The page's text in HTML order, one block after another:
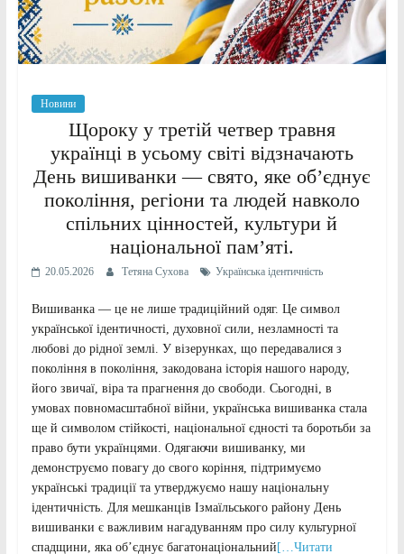
Новини
Щороку у третій четвер травня
українці в усьому світі відзначають
День вишиванки — свято, яке об’єднує
покоління, регіони та людей навколо
спільних цінностей, культури й
національної пам’яті.
20.05.2026 Тетяна Сухова Українська ідентичність
Вишиванка — це не лише традиційний одяг. Це символ
української ідентичності, духовної сили, незламності та
любові до рідної землі. У візерунках, що передавалися з
покоління в покоління, закодована історія нашого народу,
його звичаї, віра та прагнення до свободи. Сьогодні, в
умовах повномасштабної війни, українська вишиванка стала
ще й символом стійкості, національної єдності та боротьби за
право бути українцями. Одягаючи вишиванку, ми
демонструємо повагу до свого коріння, підтримуємо
українські традиції та утверджуємо нашу національну
ідентичність. Для мешканців Ізмаїльського району День
вишиванки є важливим нагадуванням про силу культурної
спадщини, яка об’єднує багатонаціональний[…Читати